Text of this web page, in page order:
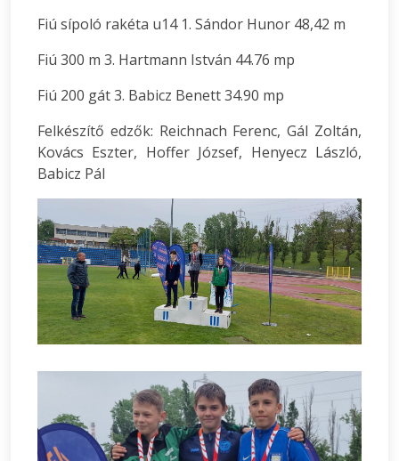
Fiú sípoló rakéta u14 1. Sándor Hunor 48,42 m
Fiú 300 m 3. Hartmann István 44.76 mp
Fiú 200 gát 3. Babicz Benett 34.90 mp
Felkészítő edzők: Reichnach Ferenc, Gál Zoltán,
Kovács Eszter, Hoffer József, Henyecz László,
Babicz Pál